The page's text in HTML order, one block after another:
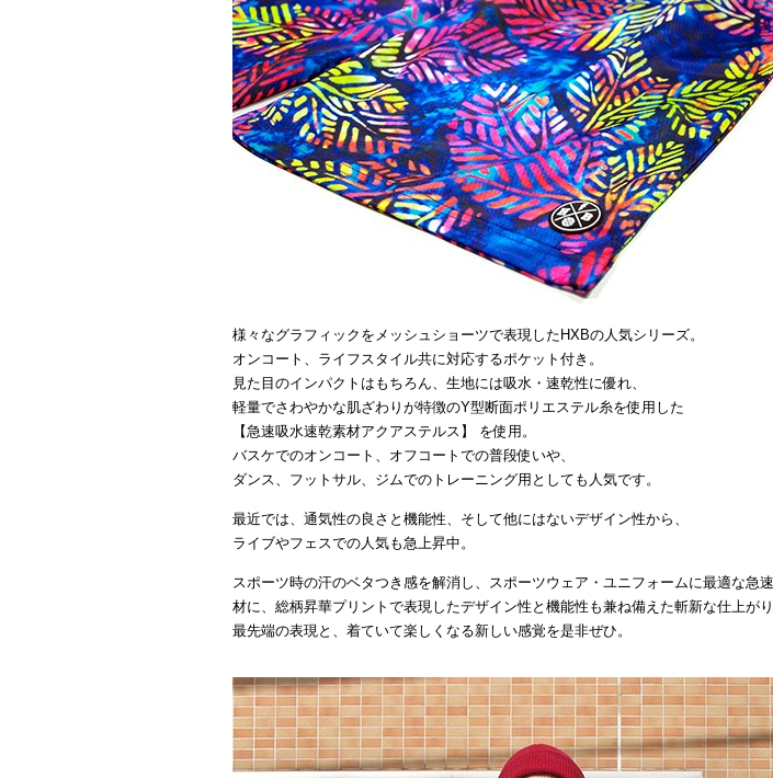
様々なグラフィックをメッシュショーツで表現したHXBの人気シリーズ。
オンコート、ライフスタイル共に対応するポケット付き。
見た目のインパクトはもちろん、生地には吸水・速乾性に優れ、
軽量でさわやかな肌ざわりが特徴のY型断面ポリエステル糸を使用した
【急速吸水速乾素材アクアステルス】 を使用。
バスケでのオンコート、オフコートでの普段使いや、
ダンス、フットサル、ジムでのトレーニング用としても人気です。
最近では、通気性の良さと機能性、そして他にはないデザイン性から、
ライブやフェスでの人気も急上昇中。
スポーツ時の汗のベタつき感を解消し、スポーツウェア・ユニフォームに最適な急
材に、総柄昇華プリントで表現したデザイン性と機能性も兼ね備えた斬新な仕上がり
最先端の表現と、着ていて楽しくなる新しい感覚を是非ぜひ。